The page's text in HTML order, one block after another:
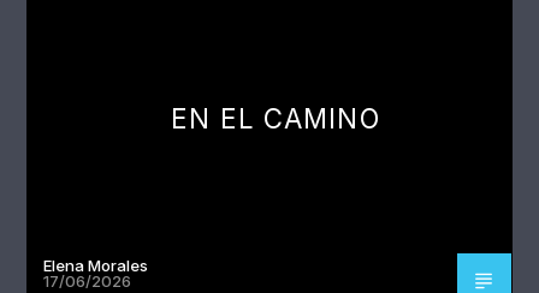
EN EL CAMINO
Elena Morales
17/06/2026